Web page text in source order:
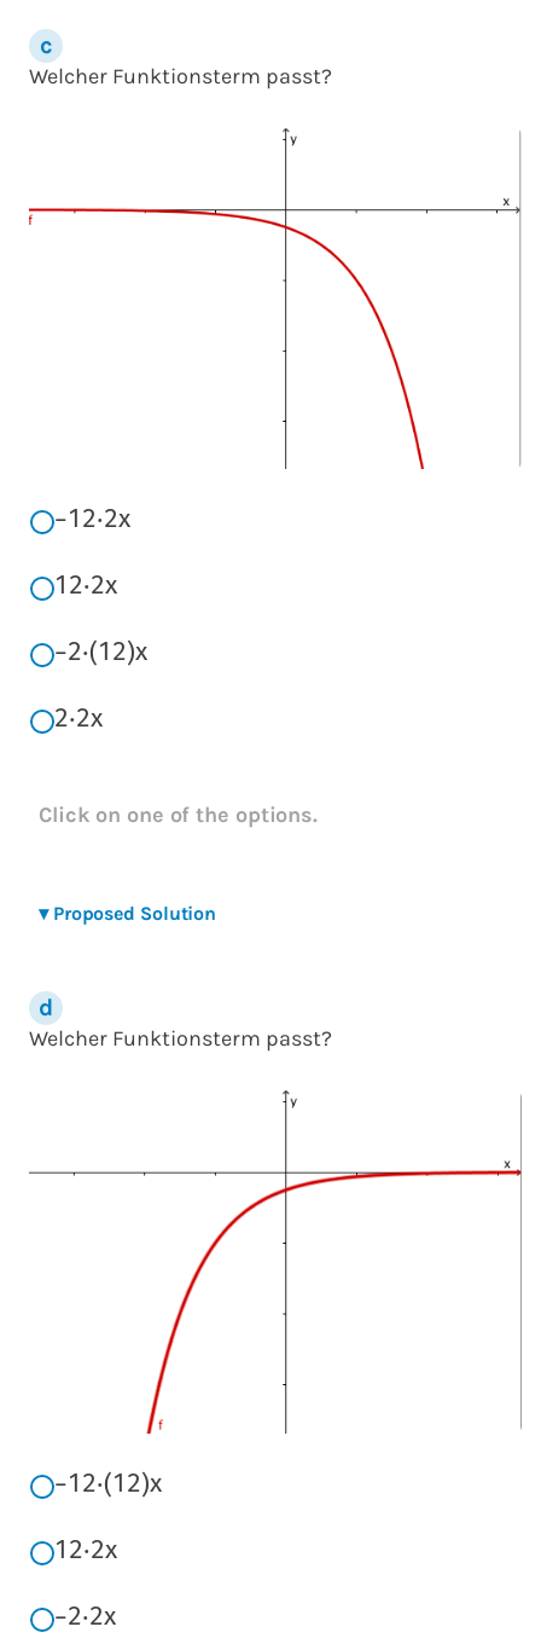
Welcher Funktionsterm passt?
−1 2⋅2x
1 2⋅2x
−2⋅(1 2)x
2⋅2x
Click on one of the options.
▾ Proposed Solution
Welcher Funktionsterm passt?
−1 2⋅(1 2)x
1 2⋅2x
−2⋅2x